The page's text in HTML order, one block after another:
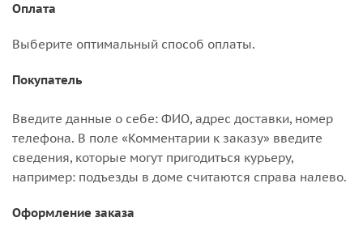
Оплата
Выберите оптимальный способ оплаты.
Покупатель
Введите данные о себе: ФИО, адрес доставки, номер
телефона. В поле «Комментарии к заказу» введите
сведения, которые могут пригодиться курьеру,
например: подъезды в доме считаются справа налево.
Оформление заказа